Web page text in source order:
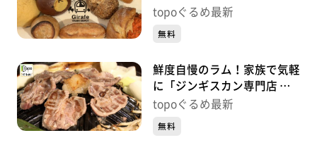
トレイン デポ」（太白区富
topoぐるめ最新
無料
鮮度自慢のラム！家族で気軽
に「ジンギスカン専門店 仙
羊 西多賀店」（太白区西多
topoぐるめ最新
無料